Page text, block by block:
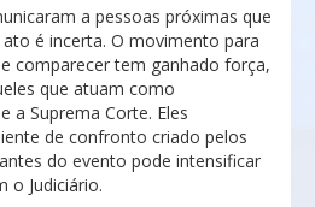
a pessoas próximas que
é incerta. O movimento para
comparecer tem ganhado força,
que atuam como
a Suprema Corte. Eles
de confronto criado pelos
do evento pode intensificar
o Judiciário.